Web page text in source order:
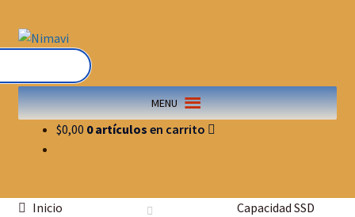
MENU
$0,00 0 artículos
Inicio
Capacidad SSD